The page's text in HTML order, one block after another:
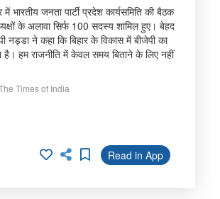
में भारतीय जनता पार्टी प्रदेश कार्यसमिति की बैठक
के अलावा सिर्फ 100 सदस्य शामिल हुए। बेहद
नड्डा ने कहा कि बिहार के विकास में बीजेपी का
है। हम राजनीति में केवल समय बिताने के लिए नहीं
Times of India
Read in App